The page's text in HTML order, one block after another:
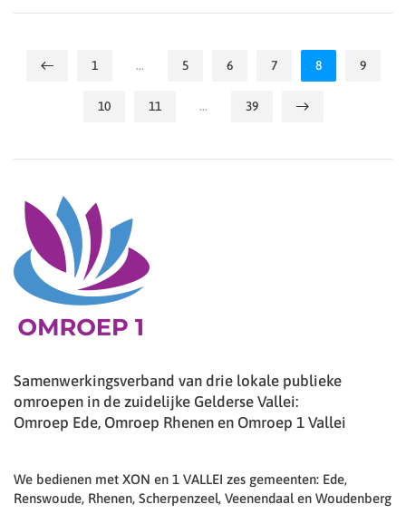
1 … 5 6 7 8 9
10 11 … 39
Samenwerkingsverband van drie lokale publieke
omroepen in de zuidelijke Gelderse Vallei:
Omroep Ede, Omroep Rhenen en Omroep 1 Vallei
We bedienen met XON en 1 VALLEI zes gemeenten: Ede,
Renswoude, Rhenen, Scherpenzeel, Veenendaal en Woudenberg